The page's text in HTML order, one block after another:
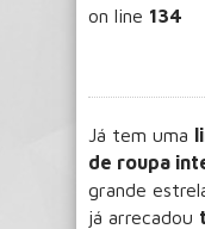
on line 134
Já tem uma
de roupa
grande
já arrecadou